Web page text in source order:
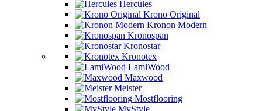
Hercules
Krono Original
Kronon Modern
Kronospan
Kronostar
Kronotex
LamiWood
Maxwood
Meister
Mostflooring
MyStyle